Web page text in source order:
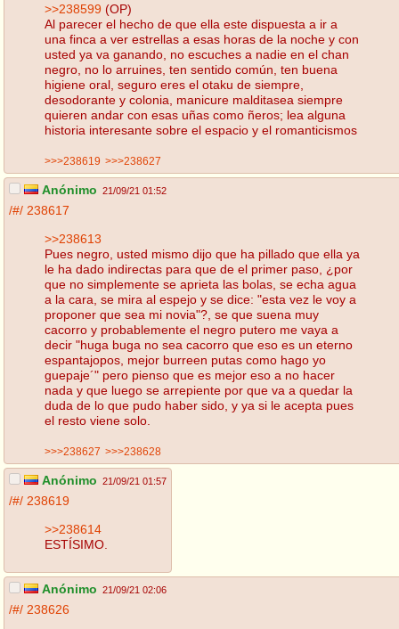
>>238599 (OP)
Al parecer el hecho de que ella este dispuesta a ir a
una finca a ver estrellas a esas horas de la noche y con
usted ya va ganando, no escuches a nadie en el chan
negro, no lo arruines, ten sentido común, ten buena
higiene oral, seguro eres el otaku de siempre,
desodorante y colonia, manicure malditasea siempre
quieren andar con esas uñas como ñeros; lea alguna
historia interesante sobre el espacio y el romanticismos
>>>238619 >>>238627
Anónimo 21/09/21 01:52
/#/ 238617
>>238613
Pues negro, usted mismo dijo que ha pillado que ella ya
le ha dado indirectas para que de el primer paso, ¿por
que no simplemente se aprieta las bolas, se echa agua
a la cara, se mira al espejo y se dice: "esta vez le voy a
proponer que sea mi novia"?, se que suena muy
cacorro y probablemente el negro putero me vaya a
decir "huga buga no sea cacorro que eso es un eterno
espantajopos, mejor burreen putas como hago yo
guepaje´" pero pienso que es mejor eso a no hacer
nada y que luego se arrepiente por que va a quedar la
duda de lo que pudo haber sido, y ya si le acepta pues
el resto viene solo.
>>>238627 >>>238628
Anónimo 21/09/21 01:57
/#/ 238619
>>238614
ESTÍSIMO.
Anónimo 21/09/21 02:06
/#/ 238626